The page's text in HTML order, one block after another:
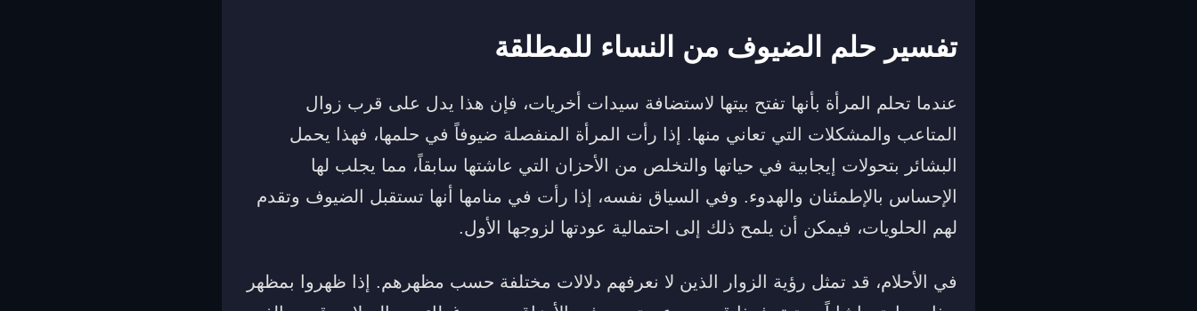
تفسير حلم الضيوف من النساء للمطلقة
عندما تحلم المرأة بأنها تفتح بيتها لاستضافة سيدات أخريات، فإن هذا يدل على قرب زوال
المتاعب والمشكلات التي تعاني منها. إذا رأت المرأة المنفصلة ضيوفاً في حلمها، فهذا يحمل
البشائر بتحولات إيجابية في حياتها والتخلص من الأحزان التي عاشتها سابقاً، مما يجلب لها
الإحساس بالإطمئنان والهدوء. وفي السياق نفسه، إذا رأت في منامها أنها تستقبل الضيوف وتقدم
لهم الحلويات، فيمكن أن يلمح ذلك إلى احتمالية عودتها لزوجها الأول.
في الأحلام، قد تمثل رؤية الزوار الذين لا نعرفهم دلالات مختلفة حسب مظهرهم. إذا ظهروا بمظهر